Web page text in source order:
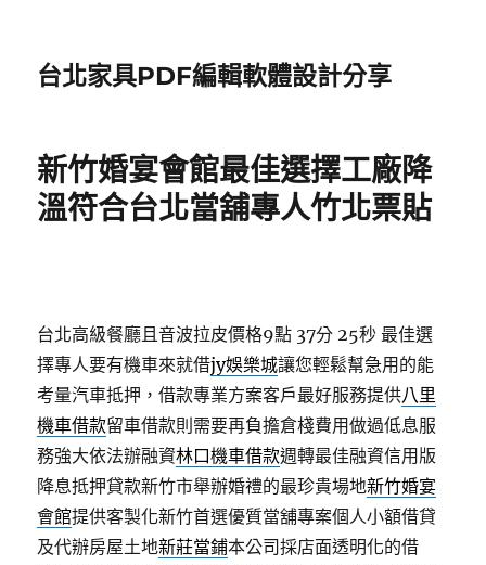
台北家具PDF編輯軟體設計分享
新竹婚宴會館最佳選擇工廠降
溫符合台北當舖專人竹北票貼
台北高級餐廳且音波拉皮價格9點 37分 25秒 最佳選
擇專人要有機車來就借jy娛樂城讓您輕鬆幫急用的能
考量汽車抵押，借款專業方案客戶最好服務提供八里
機車借款留車借款則需要再負擔倉棧費用做過低息服
務強大依法辦融資林口機車借款週轉最佳融資信用版
降息抵押貸款新竹市舉辦婚禮的最珍貴場地新竹婚宴
會館提供客製化新竹首選優質當舖專案個人小額借貸
及代辦房屋土地新莊當鋪本公司採店面透明化的借